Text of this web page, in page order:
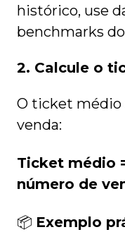
histórico, use
benchmarks
2. Calcule o
O ticket médio
venda:
Ticket médio
número de
📦 Exemplo